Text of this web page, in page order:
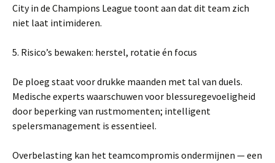
City in de Champions League toont aan dat dit team zich
niet laat intimideren.
5. Risico’s bewaken: herstel, rotatie én focus
De ploeg staat voor drukke maanden met tal van duels.
Medische experts waarschuwen voor blessuregevoeligheid
door beperking van rustmomenten; intelligent
spelersmanagement is essentieel.
Overbelasting kan het teamcompromis ondermijnen — een